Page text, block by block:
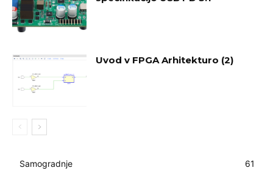
Uvod v FPGA Arhitekturo (2)
Samogradnje
61